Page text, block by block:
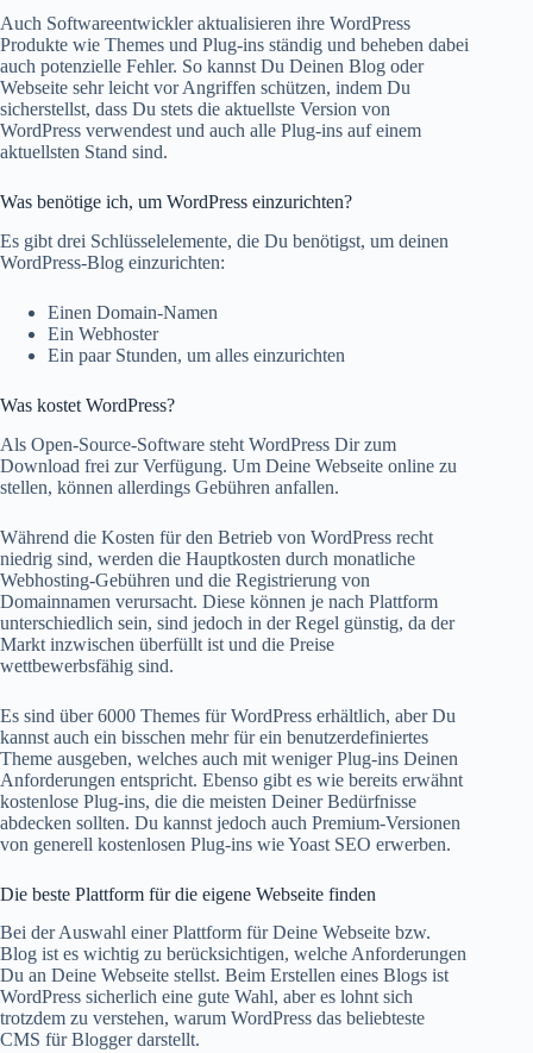
Auch Softwareentwickler aktualisieren ihre WordPress
Produkte wie Themes und Plug-ins ständig und beheben dabei
auch potenzielle Fehler. So kannst Du Deinen Blog oder
Webseite sehr leicht vor Angriffen schützen, indem Du
sicherstellst, dass Du stets die aktuellste Version von
WordPress verwendest und auch alle Plug-ins auf einem
aktuellsten Stand sind.
Was benötige ich, um WordPress einzurichten?
Es gibt drei Schlüsselelemente, die Du benötigst, um deinen
WordPress-Blog einzurichten:
Einen Domain-Namen
Ein Webhoster
Ein paar Stunden, um alles einzurichten
Was kostet WordPress?
Als Open-Source-Software steht WordPress Dir zum
Download frei zur Verfügung. Um Deine Webseite online zu
stellen, können allerdings Gebühren anfallen.
Während die Kosten für den Betrieb von WordPress recht
niedrig sind, werden die Hauptkosten durch monatliche
Webhosting-Gebühren und die Registrierung von
Domainnamen verursacht. Diese können je nach Plattform
unterschiedlich sein, sind jedoch in der Regel günstig, da der
Markt inzwischen überfüllt ist und die Preise
wettbewerbsfähig sind.
Es sind über 6000 Themes für WordPress erhältlich, aber Du
kannst auch ein bisschen mehr für ein benutzerdefiniertes
Theme ausgeben, welches auch mit weniger Plug-ins Deinen
Anforderungen entspricht. Ebenso gibt es wie bereits erwähnt
kostenlose Plug-ins, die die meisten Deiner Bedürfnisse
abdecken sollten. Du kannst jedoch auch Premium-Versionen
von generell kostenlosen Plug-ins wie Yoast SEO erwerben.
Die beste Plattform für die eigene Webseite finden
Bei der Auswahl einer Plattform für Deine Webseite bzw.
Blog ist es wichtig zu berücksichtigen, welche Anforderungen
Du an Deine Webseite stellst. Beim Erstellen eines Blogs ist
WordPress sicherlich eine gute Wahl, aber es lohnt sich
trotzdem zu verstehen, warum WordPress das beliebteste
CMS für Blogger darstellt.